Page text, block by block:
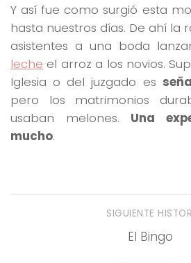
Y así fue como surgió esta
hasta nuestros días. De ahí la
asistentes a una boda
leche el arroz a los novios.
Iglesia o del juzgado es
pero los matrimonios
usaban melones. Una
mucho.
SIGUIENTE
El Bingo